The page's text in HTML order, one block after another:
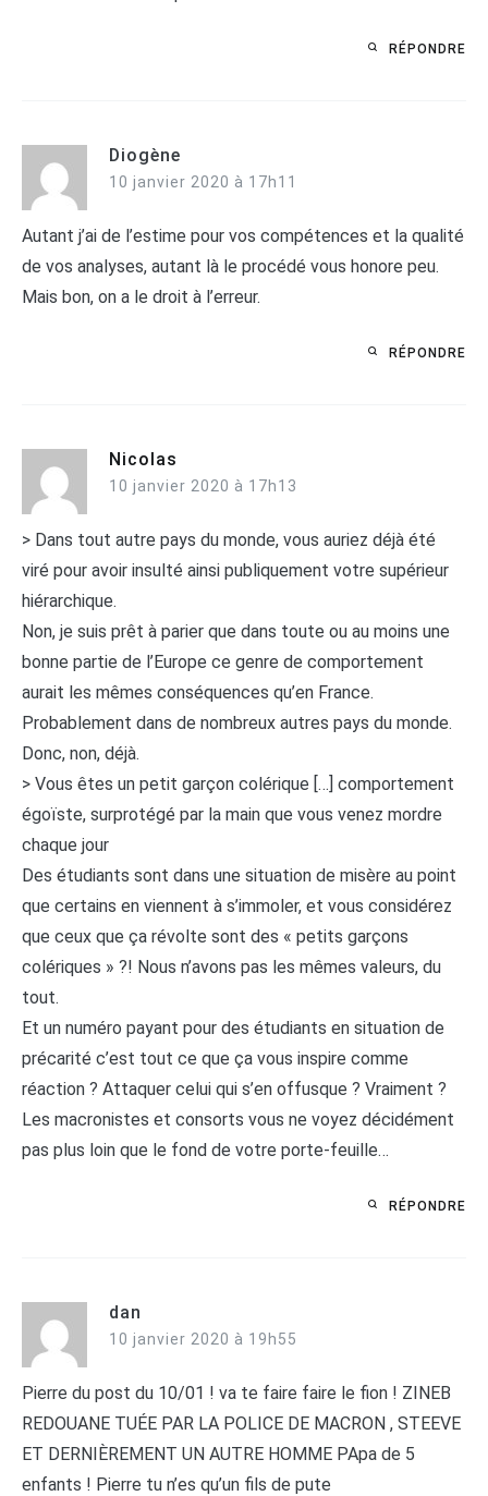
RÉPONDRE
Diogène
10 janvier 2020 à 17h11
Autant j’ai de l’estime pour vos compétences et la qualité
de vos analyses, autant là le procédé vous honore peu.
Mais bon, on a le droit à l’erreur.
RÉPONDRE
Nicolas
10 janvier 2020 à 17h13
> Dans tout autre pays du monde, vous auriez déjà été
viré pour avoir insulté ainsi publiquement votre supérieur
hiérarchique.
Non, je suis prêt à parier que dans toute ou au moins une
bonne partie de l’Europe ce genre de comportement
aurait les mêmes conséquences qu’en France.
Probablement dans de nombreux autres pays du monde.
Donc, non, déjà.
> Vous êtes un petit garçon colérique […] comportement
égoïste, surprotégé par la main que vous venez mordre
chaque jour
Des étudiants sont dans une situation de misère au point
que certains en viennent à s’immoler, et vous considérez
que ceux que ça révolte sont des « petits garçons
colériques » ?! Nous n’avons pas les mêmes valeurs, du
tout.
Et un numéro payant pour des étudiants en situation de
précarité c’est tout ce que ça vous inspire comme
réaction ? Attaquer celui qui s’en offusque ? Vraiment ?
Les macronistes et consorts vous ne voyez décidément
pas plus loin que le fond de votre porte-feuille…
RÉPONDRE
dan
10 janvier 2020 à 19h55
Pierre du post du 10/01 ! va te faire faire le fion ! ZINEB
REDOUANE TUÉE PAR LA POLICE DE MACRON , STEEVE
ET DERNIÈREMENT UN AUTRE HOMME PApa de 5
enfants ! Pierre tu n’es qu’un fils de pute